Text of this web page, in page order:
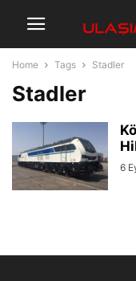
Home Tags Stadler
Stadler
6